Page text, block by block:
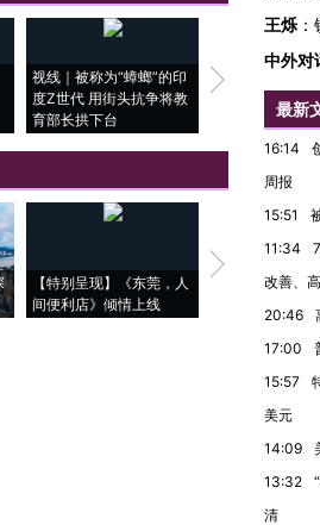
视线｜被称为“蟑螂”的印
度Z世代 用街头抗争将教
育部长拱下台
视线｜“入侵”还
机”？难民潮撕
【特别呈现】《东莞，人
间便利店》倾情上线
【推广】走进第
会，让数智科技
王烁 ：
中外对
最新
16:14
周报
15:51
11:34
改善、
20:46
17:00
15:57
美元
14:09
13:32
清